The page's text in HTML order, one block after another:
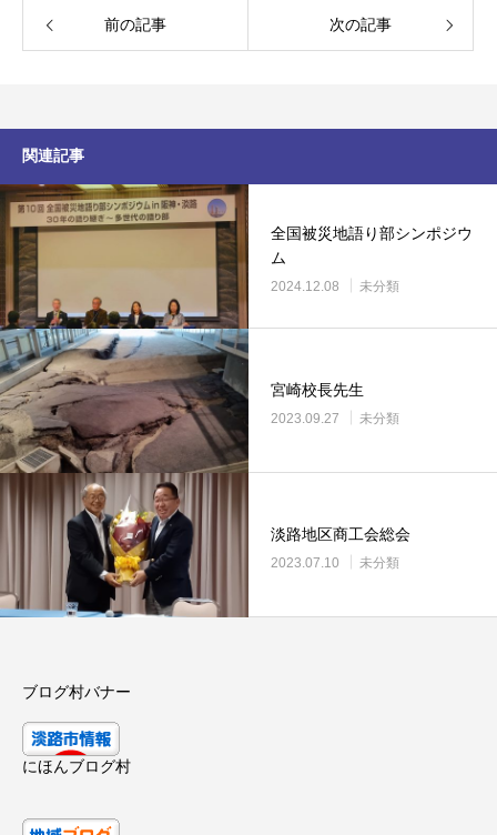
前の記事 次の記事
関連記事
全国被災地語り部シンポジウ
ム
2024.12.08 未分類
宮崎校長先生
2023.09.27 未分類
淡路地区商工会総会
2023.07.10 未分類
ブログ村バナー
にほんブログ村